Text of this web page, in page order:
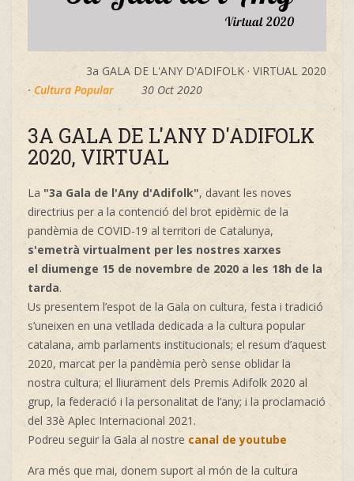
3a GALA DE L'ANY D'ADIFOLK · VIRTUAL 2020
· Cultura Popular 30 Oct 2020
3A GALA DE L'ANY D'ADIFOLK
2020, VIRTUAL
La "3a Gala de l'Any d'Adifolk", davant les noves
directrius per a la contenció del brot epidèmic de la
pandèmia de COVID-19 al territori de Catalunya,
s'emetrà virtualment per les nostres xarxes
el diumenge 15 de novembre de 2020 a les 18h de la
tarda.
Us presentem l’espot de la Gala on cultura, festa i tradició
s’uneixen en una vetllada dedicada a la cultura popular
catalana, amb parlaments institucionals; el resum d’aquest
2020, marcat per la pandèmia però sense oblidar la
nostra cultura; el lliurament dels Premis Adifolk 2020 al
grup, la federació i la personalitat de l’any; i la proclamació
del 33è Aplec Internacional 2021.
Podreu seguir la Gala al nostre canal de youtube
Ara més que mai, donem suport al món de la cultura